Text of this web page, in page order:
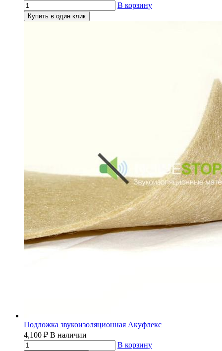
В корзину
Купить в один клик
Подложка звукоизоляционная Акуфлекс
4,100 ₽ В наличии
В корзину